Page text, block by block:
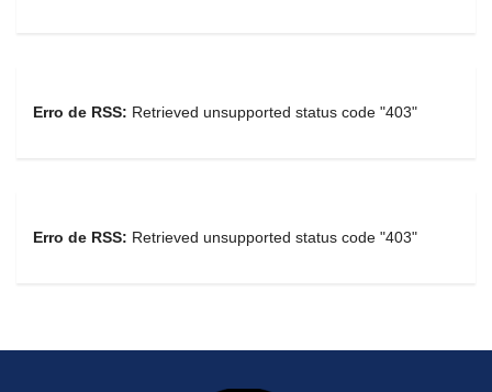
Erro de RSS: Retrieved unsupported status code "403"
Erro de RSS: Retrieved unsupported status code "403"